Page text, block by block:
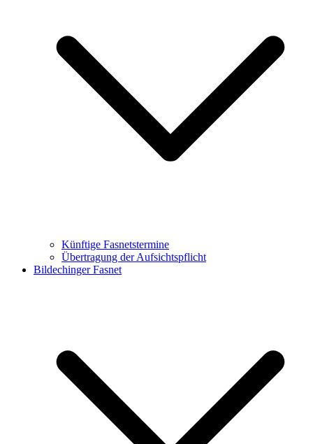
Künftige Fasnetstermine
Übertragung der Aufsichtspflicht
Bildechinger Fasnet